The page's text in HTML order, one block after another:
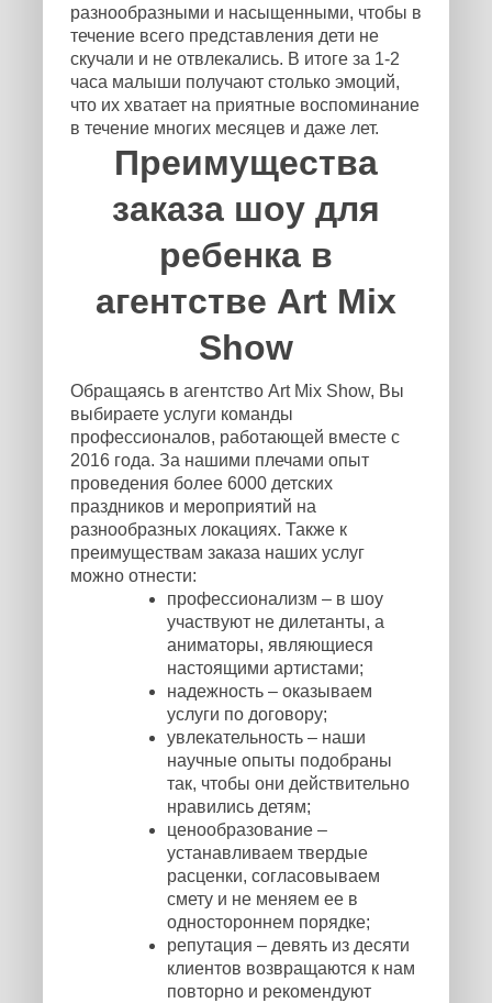
разнообразными и насыщенными, чтобы в
течение всего представления дети не
скучали и не отвлекались. В итоге за 1-2
часа малыши получают столько эмоций,
что их хватает на приятные воспоминание
в течение многих месяцев и даже лет.
Преимущества
заказа шоу для
ребенка в
агентстве Art Mix
Show
Обращаясь в агентство Art Mix Show, Вы
выбираете услуги команды
профессионалов, работающей вместе с
2016 года. За нашими плечами опыт
проведения более 6000 детских
праздников и мероприятий на
разнообразных локациях. Также к
преимуществам заказа наших услуг
можно отнести:
профессионализм – в шоу
участвуют не дилетанты, а
аниматоры, являющиеся
настоящими артистами;
надежность – оказываем
услуги по договору;
увлекательность – наши
научные опыты подобраны
так, чтобы они действительно
нравились детям;
ценообразование –
устанавливаем твердые
расценки, согласовываем
смету и не меняем ее в
одностороннем порядке;
репутация – девять из десяти
клиентов возвращаются к нам
повторно и рекомендуют